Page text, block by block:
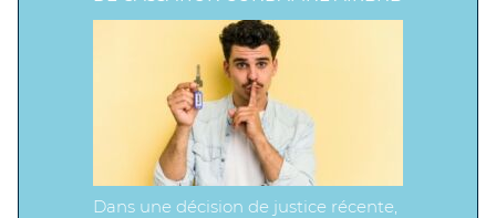
Dans une décision de justice récente,